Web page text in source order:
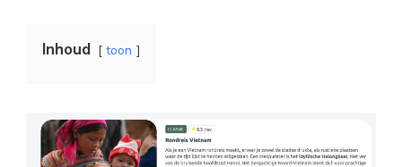
Inhoud toon